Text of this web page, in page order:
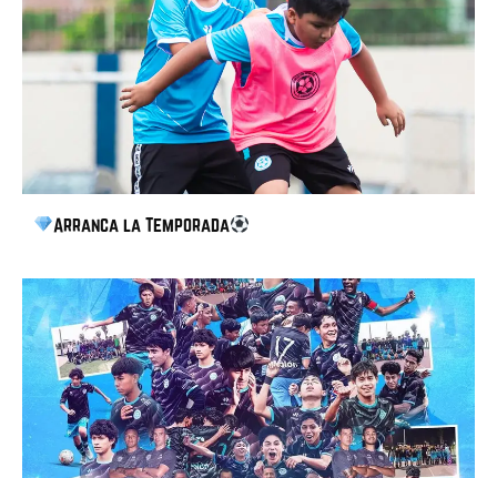
Arranca la Temporada